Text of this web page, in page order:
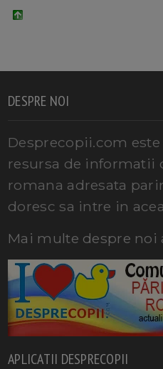
DESPRE NOI
Desprecopii.com
resursa de informatii
romana adresata
doresc sa intre in
Mai multe despre noi
APLICATII DESPRECOPII